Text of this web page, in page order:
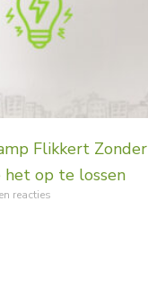
Flikkert Zonder
het op te lossen
reacties